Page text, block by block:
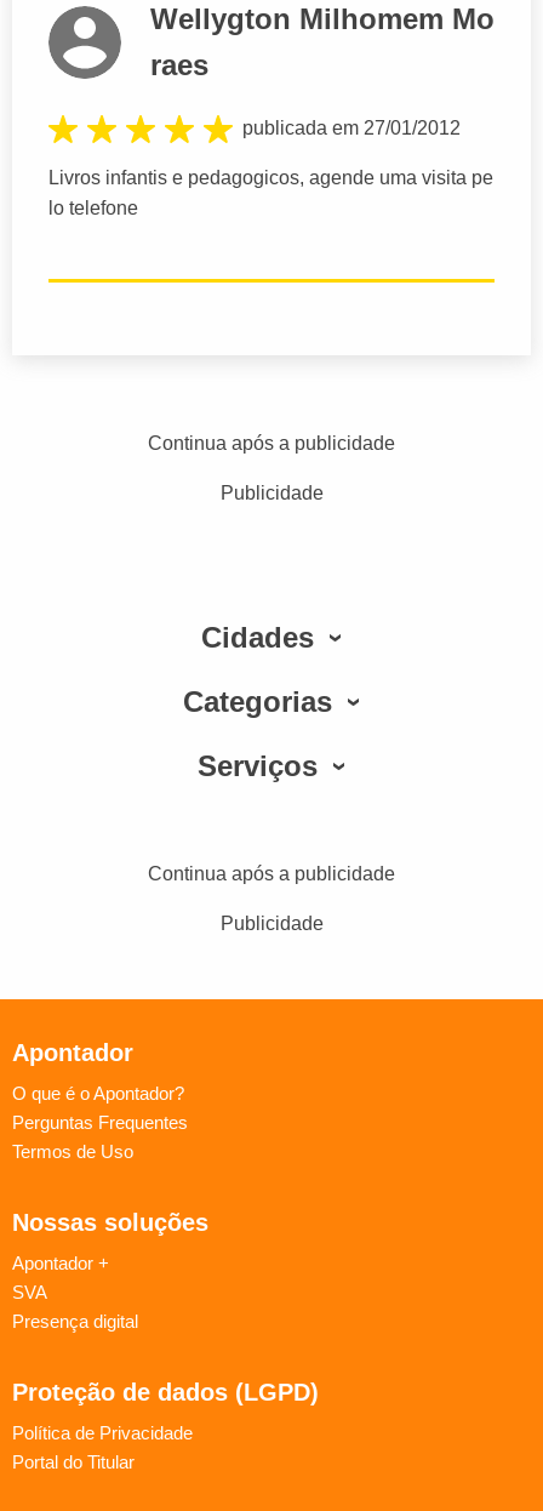
Wellygton Milhomem Mo
raes
publicada em 27/01/2012
Livros infantis e pedagogicos, agende uma visita pe
lo telefone
Continua após a publicidade
Publicidade
Cidades
Categorias
Serviços
Continua após a publicidade
Publicidade
Apontador
O que é o Apontador?
Perguntas Frequentes
Termos de Uso
Nossas soluções
Apontador +
SVA
Presença digital
Proteção de dados (LGPD)
Política de Privacidade
Portal do Titular